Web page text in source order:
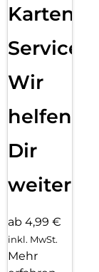
Karten
Service:
Wir
helfen
Dir
weiter
ab 4,99 €
inkl. MwSt.
Mehr